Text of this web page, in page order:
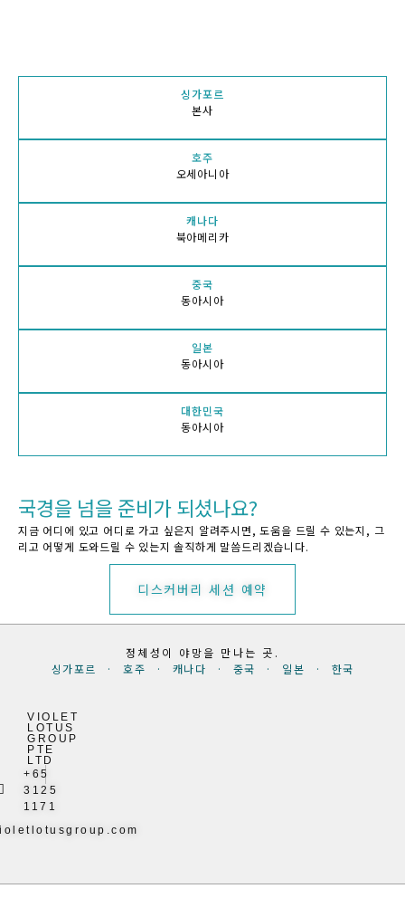
싱가포르
본사
호주
오세아니아
캐나다
북아메리카
중국
동아시아
일본
동아시아
대한민국
동아시아
국경을 넘을 준비가 되셨나요?
지금 어디에 있고 어디로 가고 싶은지 알려주시면, 도움을 드릴 수 있는지, 그
리고 어떻게 도와드릴 수 있는지 솔직하게 말씀드리겠습니다.
디스커버리 세션 예약
정체성이 야망을 만나는 곳.
싱가포르 · 호주 · 캐나다 · 중국 · 일본 · 한국
VIOLET
LOTUS
GROUP
PTE
LTD
+65
3125
1171